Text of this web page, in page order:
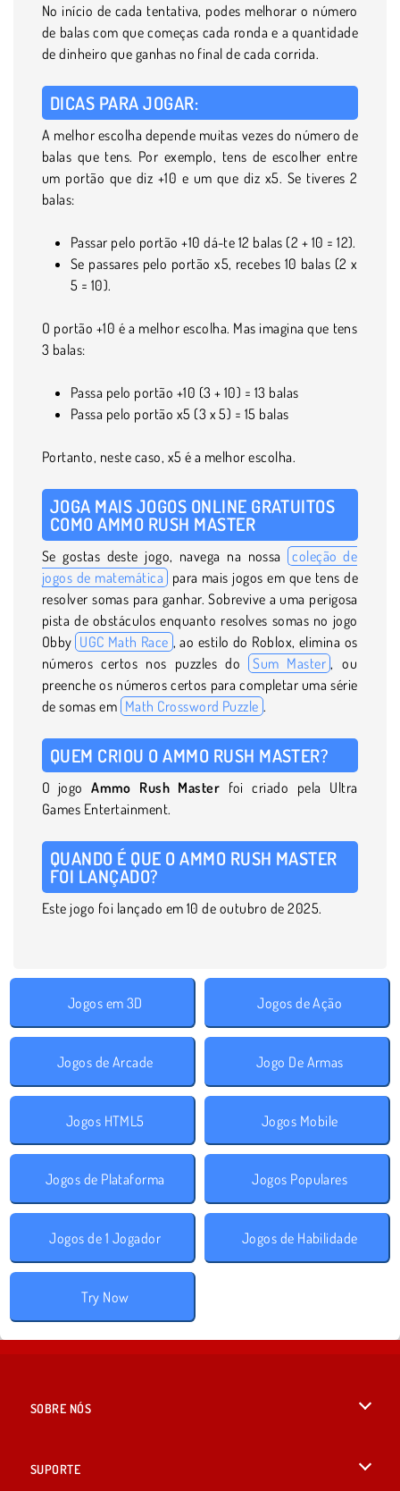
No início de cada tentativa, podes melhorar o número
de balas com que começas cada ronda e a quantidade
de dinheiro que ganhas no final de cada corrida.
DICAS PARA JOGAR:
A melhor escolha depende muitas vezes do número de
balas que tens. Por exemplo, tens de escolher entre
um portão que diz +10 e um que diz x5. Se tiveres 2
balas:
Passar pelo portão +10 dá-te 12 balas (2 + 10 = 12).
Se passares pelo portão x5, recebes 10 balas (2 x
5 = 10).
O portão +10 é a melhor escolha. Mas imagina que tens
3 balas:
Passa pelo portão +10 (3 + 10) = 13 balas
Passa pelo portão x5 (3 x 5) = 15 balas
Portanto, neste caso, x5 é a melhor escolha.
JOGA MAIS JOGOS ONLINE GRATUITOS
COMO AMMO RUSH MASTER
Se gostas deste jogo, navega na nossa coleção de
jogos de matemática para mais jogos em que tens de
resolver somas para ganhar. Sobrevive a uma perigosa
pista de obstáculos enquanto resolves somas no jogo
Obby UGC Math Race , ao estilo do Roblox, elimina os
números certos nos puzzles do Sum Master , ou
preenche os números certos para completar uma série
de somas em Math Crossword Puzzle .
QUEM CRIOU O AMMO RUSH MASTER?
O jogo Ammo Rush Master foi criado pela Ultra
Games Entertainment.
QUANDO É QUE O AMMO RUSH MASTER
FOI LANÇADO?
Este jogo foi lançado em 10 de outubro de 2025.
Jogos em 3D Jogos de Ação
Jogos de Arcade Jogo De Armas
Jogos HTML5 Jogos Mobile
Jogos de Plataforma Jogos Populares
Jogos de 1 Jogador Jogos de Habilidade
Try Now
SOBRE NÓS
SUPORTE